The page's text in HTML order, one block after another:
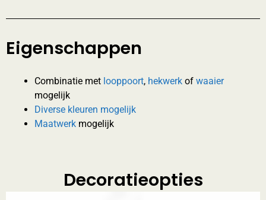
Eigenschappen
Combinatie met looppoort, hekwerk of waaier
mogelijk
Diverse kleuren mogelijk
Maatwerk mogelijk
Decoratieopties